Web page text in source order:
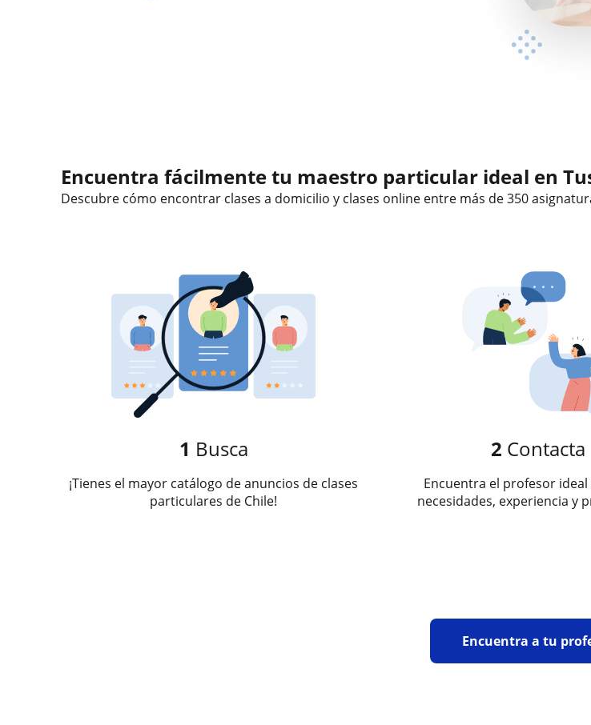
Encuentra fácilmente tu maestro particular ideal en
Descubre cómo encontrar clases a domicilio y clases online entre más de 350
1 Busca
¡Tienes el mayor catálogo de anuncios de clases
particulares de Chile!
2 Contacta
Encuentra el profesor ideal
necesidades, experiencia y
Encuentra a tu